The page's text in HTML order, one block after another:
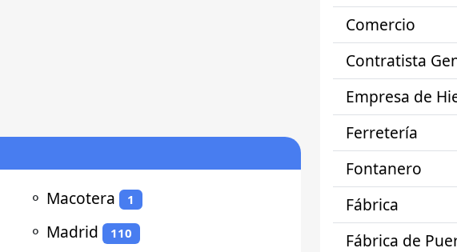
⚬ Macotera 1
⚬ Madrid 110
Comercio
Contratista
Empresa de
Ferretería
Fontanero
Fábrica
Fábrica de